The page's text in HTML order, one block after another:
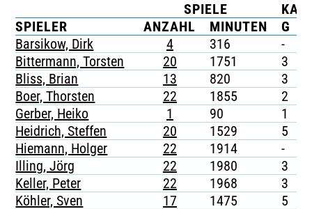
TICKETING
SPIELE
SPIELER
ANZAHL MINUTEN G
Barsikow, Dirk
4 316 -
Bittermann, Torsten
20 1751 3
Bliss, Brian
13 820 3
Boer, Thorsten
22 1855 2
Gerber, Heiko
1 90 1
Heidrich, Steffen
20 1529 5
Hiemann, Holger
22 1914 -
Illing, Jörg
22 1980 3
Keller, Peter
22 1968 3
Köhler, Sven
17 1475 5